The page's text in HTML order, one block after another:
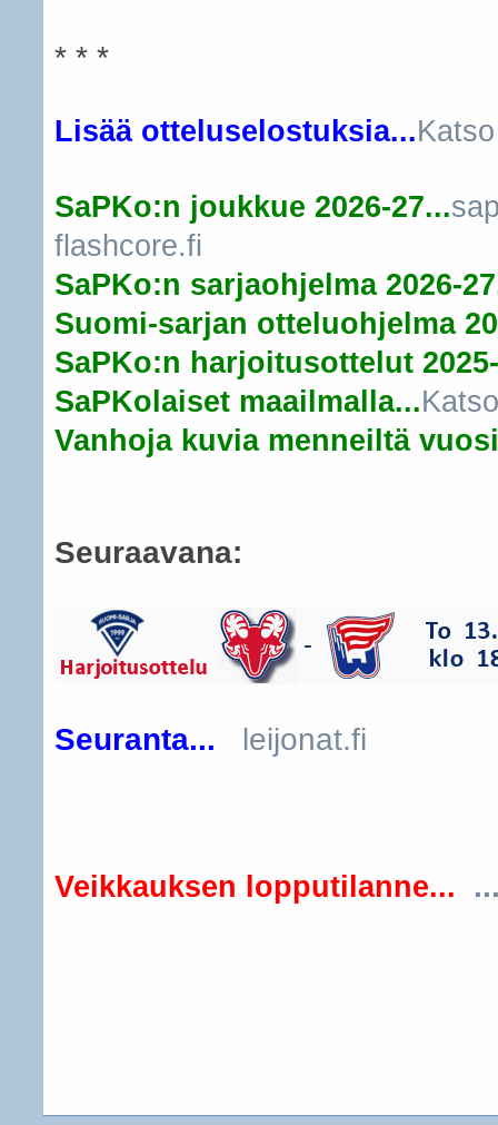
* * *
Lisää otteluselostuksia...
SaPKo:n joukkue 2026-27...
flashcore.fi
SaPKo:n sarjaohjelma 2026-
Suomi-sarjan otteluohjelma
SaPKo:n harjoitusottelut
SaPKolaiset maailmalla...
Vanhoja kuvia menneiltä
Seuraavana:
Seuranta... leijonat.fi
Veikkauksen lopputilanne...